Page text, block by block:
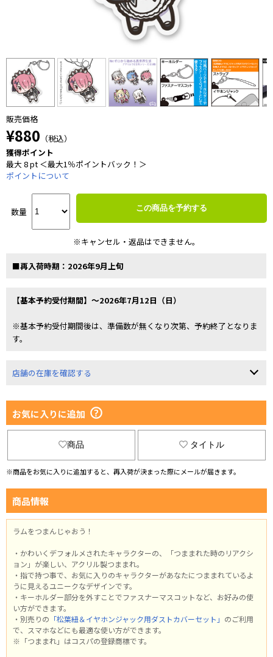
販売価格
¥880 （税込）
獲得ポイント
最大 8 pt ＜最大1％ポイントバック！＞
ポイントについて
数量 この商品を予約する
※キャンセル・返品はできません。
■再入荷時期：2026年9月上旬
【基本予約受付期間】～2026年7月12日（日）
※基本予約受付期間後は、準備数が無くなり次第、予約終了となりま
す。
店舗の在庫を確認する
お気に入りに追加
商品 タイトル
※商品をお気に入りに追加すると、再入荷が決まった際にメールが届きます。
商品情報
ラムをつまんじゃおう！
・かわいくデフォルメされたキャラクターの、「つままれた時のリアクシ
ョン」が楽しい、アクリル製つままれ。
・指で持つ事で、お気に入りのキャラクターがあなたにつままれているよ
うに見えるユニークなデザインです。
・キーホルダー部分を外すことでファスナーマスコットなど、お好みの使
い方ができます。
・別売りの 「松葉紐＆イヤホンジャック用ダストカバーセット」 のご利用
で、スマホなどにも最適な使い方ができます。
※「つままれ」はコスパの登録商標です。